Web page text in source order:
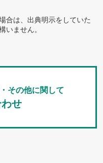
合は、出典明示をしていた
いません。
その他に関して
せ